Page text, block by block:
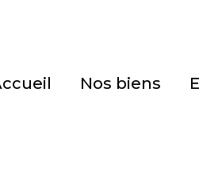
accueil nos biens